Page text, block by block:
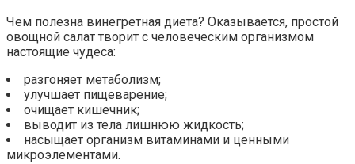
Чем полезна винегретная диета? Оказывается, простой
овощной салат творит с человеческим организмом
настоящие чудеса:
разгоняет метаболизм;
улучшает пищеварение;
очищает кишечник;
выводит из тела лишнюю жидкость;
насыщает организм витаминами и ценными
микроэлементами.